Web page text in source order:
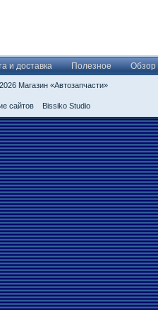
и доставка Полезное Обзор
Магазин «Автозапчасти»
сайтов Bissiko Studio